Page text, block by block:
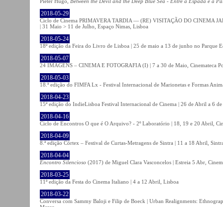
2018-05-29
Ciclo de Cinema PRIMAVERA TARDIA — (RE) VISITAÇÃO DO CINEMA
| 31 Maio > 11 de Julho, Espaço Nimas, Lisboa
2018-05-24
18ª edição da Feira do Livro de Lisboa | 25 de maio a 13 de junho no Parque
2018-05-07
24 IMAGENS – CINEMA E FOTOGRAFIA (I) | 7 a 30 de Maio, Cinemateca
2018-05-03
18.ª edição do FIMFA Lx - Festival Internacional de Marionetas e Formas
2018-04-23
15ª edição do IndieLisboa Festival Internacional de Cinema | 26 de Abril a 6
2018-04-16
Ciclo de Encontros O que é O Arquivo? - 2º Laboratório | 18, 19 e 20 Abril,
2018-04-09
8.ª edição Córtex – Festival de Curtas-Metragens de Sintra | 11 a 18 Abril,
2018-04-04
Encontro Silencioso (2017) de Miguel Clara Vasconcelos | Estreia 5 Abr,
2018-03-25
11ª edição da Festa do Cinema Italiano | 4 a 12 Abril, Lisboa
2018-03-22
Conversa com Sammy Baloji e Filip de Boeck | Urban Realignments: